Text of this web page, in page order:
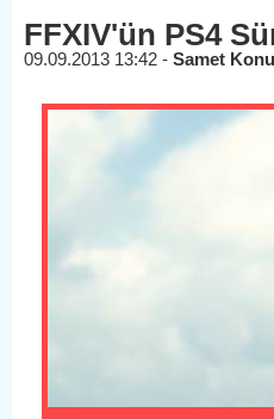
FFXIV'ün PS4
09.09.2013 13:42 - Samet